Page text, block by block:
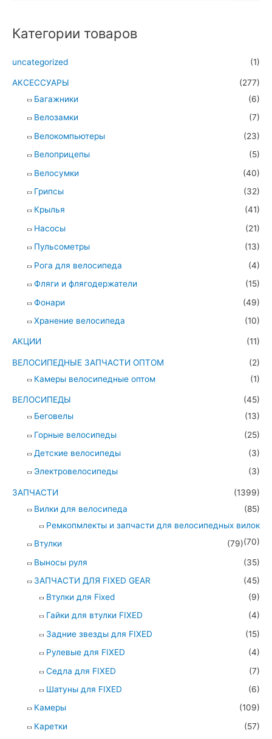
Категории товаров
uncategorized (1)
АКСЕССУАРЫ
(277)
Багажники
(6)
Велозамки
(7)
Велокомпьютеры
(23)
Велоприцепы
(5)
Велосумки
(40)
Грипсы
(32)
Крылья
(41)
Насосы
(21)
Пульсометры
(13)
Рога для велосипеда
(4)
Фляги и флягодержатели
(15)
Фонари
(49)
Хранение велосипеда
(10)
АКЦИИ (11)
ВЕЛОСИПЕДНЫЕ ЗАПЧАСТИ ОПТОМ
(2)
Камеры велосипедные оптом
(1)
ВЕЛОСИПЕДЫ
(45)
Беговелы
(13)
Горные велосипеды
(25)
Детские велосипеды
(3)
Электровелосипеды
(3)
ЗАПЧАСТИ
(1399)
Вилки для велосипеда
(85)
Ремкопмлекты и запчасти для велосипедных вилок
(70)
Втулки
(79)
Выносы руля
(35)
ЗАПЧАСТИ ДЛЯ FIXED GEAR
(45)
Втулки для Fixed
(9)
Гайки для втулки FIXED
(4)
Задние звезды для FIXED
(15)
Рулевые для FIXED
(4)
Седла для FIXED
(7)
Шатуны для FIXED
(6)
Камеры
(109)
Каретки
(57)